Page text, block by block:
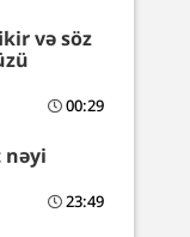
və söz
00:29
23:49